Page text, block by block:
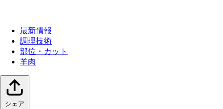
最新情報
調理技術
部位・カット
羊肉
シェア